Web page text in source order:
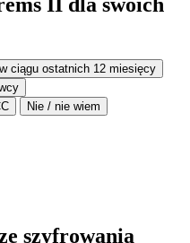
II dla swoich
ciągu ostatnich 12 miesięcy
Nie / nie wiem
szyfrowania